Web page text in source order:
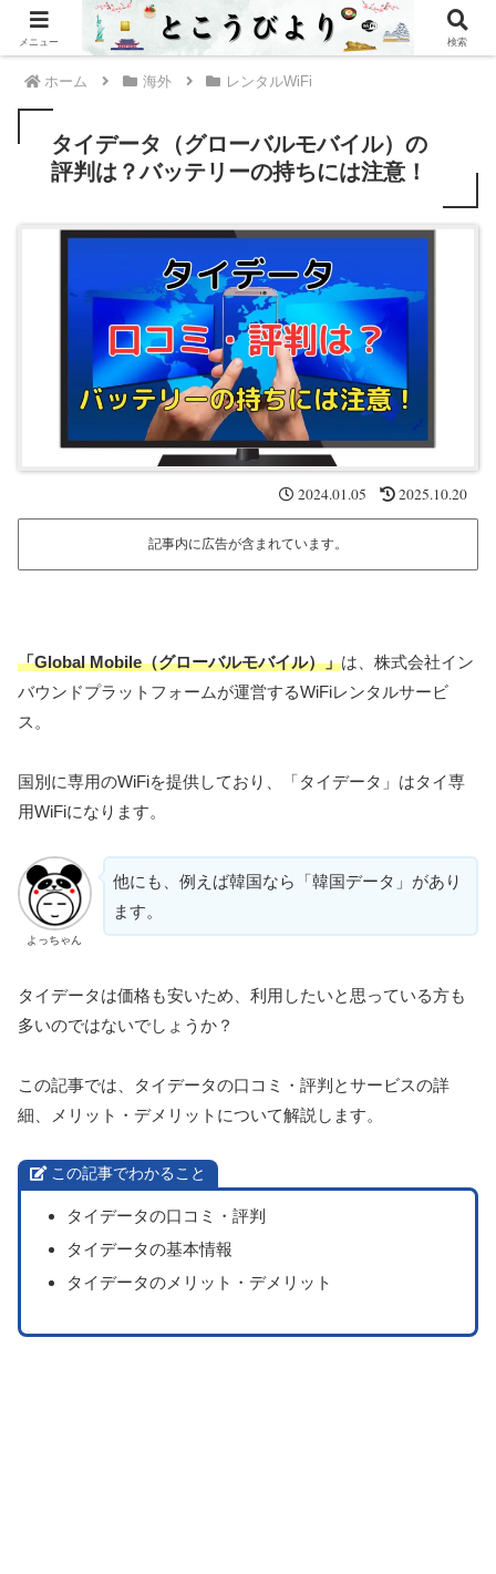
PR
ホーム 海外 レンタルWiFi
タイデータ（グローバルモバイル）の
評判は？バッテリーの持ちには注意！
2024.01.05 2025.10.20
記事内に広告が含まれています。
「Global Mobile（グローバルモバイル）」は、株式会社イン
バウンドプラットフォームが運営するWiFiレンタルサービ
ス。
国別に専用のWiFiを提供しており、「タイデータ」はタイ専
用WiFiになります。
よっちゃん
他にも、例えば韓国なら「韓国データ」があり
ます。
タイデータは価格も安いため、利用したいと思っている方も
多いのではないでしょうか？
この記事では、タイデータの口コミ・評判とサービスの詳
細、メリット・デメリットについて解説します。
この記事でわかること
タイデータの口コミ・評判
タイデータの基本情報
タイデータのメリット・デメリット
メニュー 検索